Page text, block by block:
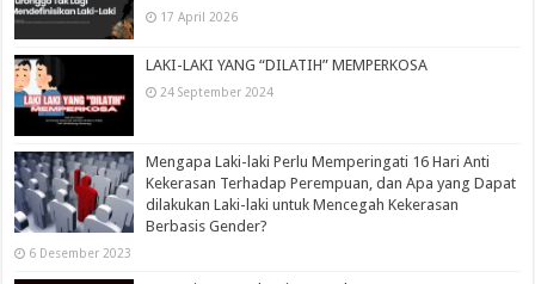
17 April 2026
LAKI-LAKI YANG “DILATIH” MEMPERKOSA
24 September 2024
Mengapa Laki-laki Perlu Memperingati 16 Hari Anti
Kekerasan Terhadap Perempuan, dan Apa yang Dapat
dilakukan Laki-laki untuk Mencegah Kekerasan
Berbasis Gender?
6 Desember 2023